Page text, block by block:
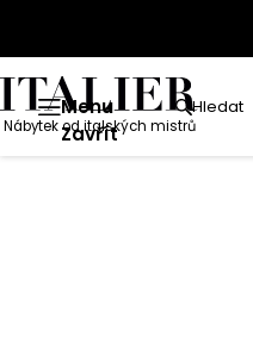
Menu
Zavřít
Hledat
Nábytek od italských mistrů